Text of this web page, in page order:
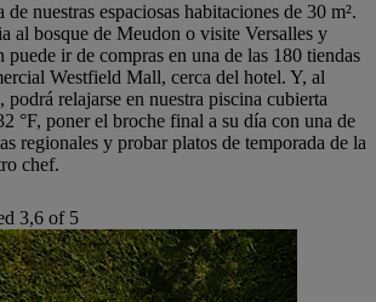
de nuestras espaciosas habitaciones de 30 m².
al bosque de Meudon o visite Versalles y
puede ir de compras en una de las 180 tiendas
Westfield Mall, cerca del hotel. Y, al
relajarse en nuestra piscina cubierta
°F, poner el broche final a su día con una de
regionales y probar platos de temporada de la
chef.
3,6 of 5